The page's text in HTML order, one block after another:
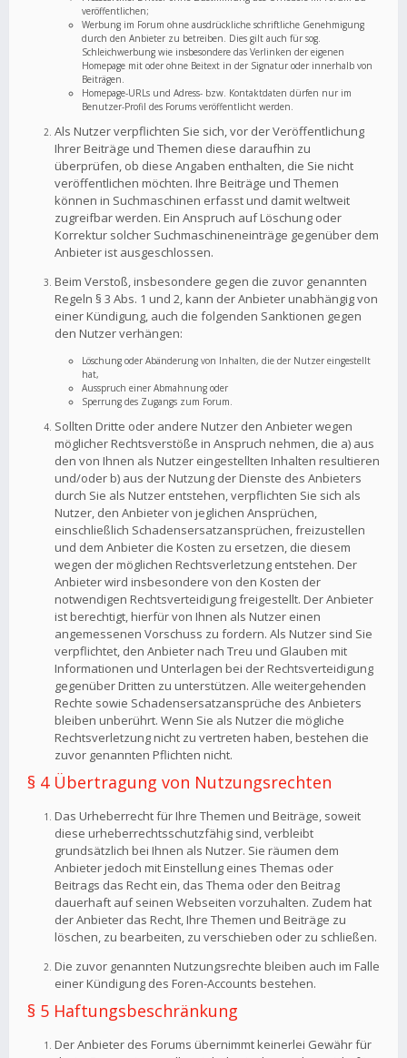
veröffentlichen;
Werbung im Forum ohne ausdrückliche schriftliche Genehmigung
durch den Anbieter zu betreiben. Dies gilt auch für sog.
Schleichwerbung wie insbesondere das Verlinken der eigenen
Homepage mit oder ohne Beitext in der Signatur oder innerhalb von
Beiträgen.
Homepage-URLs und Adress- bzw. Kontaktdaten dürfen nur im
Benutzer-Profil des Forums veröffentlicht werden.
Als Nutzer verpflichten Sie sich, vor der Veröffentlichung
Ihrer Beiträge und Themen diese daraufhin zu
überprüfen, ob diese Angaben enthalten, die Sie nicht
veröffentlichen möchten. Ihre Beiträge und Themen
können in Suchmaschinen erfasst und damit weltweit
zugreifbar werden. Ein Anspruch auf Löschung oder
Korrektur solcher Suchmaschineneinträge gegenüber dem
Anbieter ist ausgeschlossen.
Beim Verstoß, insbesondere gegen die zuvor genannten
Regeln § 3 Abs. 1 und 2, kann der Anbieter unabhängig von
einer Kündigung, auch die folgenden Sanktionen gegen
den Nutzer verhängen:
Löschung oder Abänderung von Inhalten, die der Nutzer eingestellt
hat,
Ausspruch einer Abmahnung oder
Sperrung des Zugangs zum Forum.
Sollten Dritte oder andere Nutzer den Anbieter wegen
möglicher Rechtsverstöße in Anspruch nehmen, die a) aus
den von Ihnen als Nutzer eingestellten Inhalten resultieren
und/oder b) aus der Nutzung der Dienste des Anbieters
durch Sie als Nutzer entstehen, verpflichten Sie sich als
Nutzer, den Anbieter von jeglichen Ansprüchen,
einschließlich Schadensersatzansprüchen, freizustellen
und dem Anbieter die Kosten zu ersetzen, die diesem
wegen der möglichen Rechtsverletzung entstehen. Der
Anbieter wird insbesondere von den Kosten der
notwendigen Rechtsverteidigung freigestellt. Der Anbieter
ist berechtigt, hierfür von Ihnen als Nutzer einen
angemessenen Vorschuss zu fordern. Als Nutzer sind Sie
verpflichtet, den Anbieter nach Treu und Glauben mit
Informationen und Unterlagen bei der Rechtsverteidigung
gegenüber Dritten zu unterstützen. Alle weitergehenden
Rechte sowie Schadensersatzansprüche des Anbieters
bleiben unberührt. Wenn Sie als Nutzer die mögliche
Rechtsverletzung nicht zu vertreten haben, bestehen die
zuvor genannten Pflichten nicht.
§ 4 Übertragung von Nutzungsrechten
Das Urheberrecht für Ihre Themen und Beiträge, soweit
diese urheberrechtsschutzfähig sind, verbleibt
grundsätzlich bei Ihnen als Nutzer. Sie räumen dem
Anbieter jedoch mit Einstellung eines Themas oder
Beitrags das Recht ein, das Thema oder den Beitrag
dauerhaft auf seinen Webseiten vorzuhalten. Zudem hat
der Anbieter das Recht, Ihre Themen und Beiträge zu
löschen, zu bearbeiten, zu verschieben oder zu schließen.
Die zuvor genannten Nutzungsrechte bleiben auch im Falle
einer Kündigung des Foren-Accounts bestehen.
§ 5 Haftungsbeschränkung
Der Anbieter des Forums übernimmt keinerlei Gewähr für